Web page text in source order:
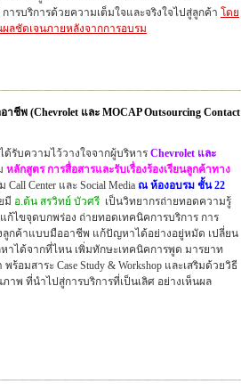
รบริการด้วยความเต็มใจและจริงใจไปสู่ลูกค้า โดย
ผลชัดเจนภายหลังจากการอบรม
ชีพ (Chevrolet และ MOCAP Outsourcing Contact
ด้รับความไว้วางใจจากผู้บริหาร Chevrolet และ
หลักสูตร การสื่อสารและรับเรื่องร้องเรียนลูกค้าทาง
Center และ Social Media ณ ห้องอบรม ชั้น 22
มี อ.ต้น สรวิทย์ บัวศรี เป็นวิทยากรถ่ายทอดความรู้
แก้ไขจุดบกพร่อง ถ่ายทอดเทคนิคการบริการ การ
ลูกค้าแบบมืออาชีพ แก้ปัญหาได้อย่างอยู่หมัด เปลี่ยน
าได้จากที่ไหน เพิ่มทักษะเทคนิคการพูด มารยาท
อมสาระ Case Study & Workshop และเสริมด้วยวิธี
าพ ที่นำไปสู่การบริการที่เป็นเลิศ อย่างเห็นผล